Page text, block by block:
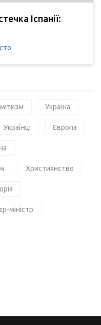
Іспанії:
Україна
Українці Європа
Християнство
міністр